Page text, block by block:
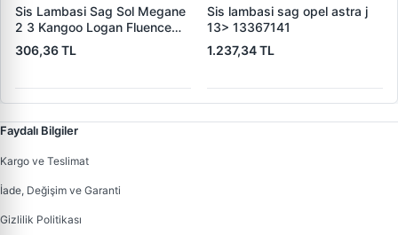
Sis Lambasi Sag Sol Megane
2 3 Kangoo Logan Fluence
Laguna 2 3 Master Fiesta
Fusion Connect V347 C4 C5
P307 P407 P607 Xsara
Picasso C1 C3 Mitsubishi:
L200 08>
306,36 TL
Sis lambasi sag opel astra j
13> 13367141
1.237,34 TL
Faydalı Bilgiler
Kargo ve Teslimat
İade, Değişim ve Garanti
Gizlilik Politikası